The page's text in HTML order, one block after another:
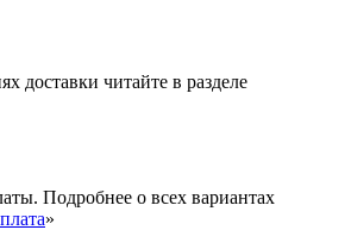
доставки читайте в разделе
Подробнее о всех вариантах
»